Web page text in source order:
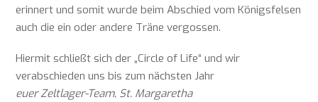
erinnert und somit wurde beim Abschied vom Königsfelsen
auch die ein oder andere Träne vergossen.
Hiermit schließt sich der „Circle of Life“ und wir
verabschieden uns bis zum nächsten Jahr
euer Zeltlager-Team, St. Margaretha